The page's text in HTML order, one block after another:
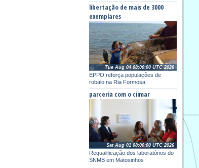
libertação de mais de 3000
exemplares
EPPO reforça populações de
robalo na Ria Formosa
Tue Aug 04 08:00:00 UTC 2026
parceria com o ciimar
Requalificação dos laboratórios do
SNMB em Matosinhos
Sat Aug 01 08:00:00 UTC 2026